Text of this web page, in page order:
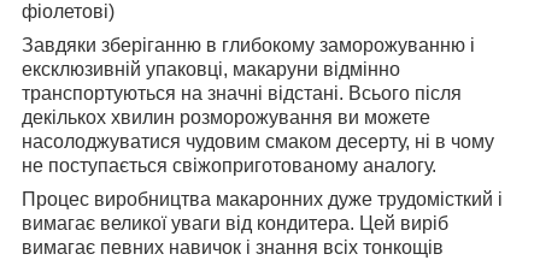
фіолетові)
Завдяки зберіганню в глибокому заморожуванню і
ексклюзивній упаковці, макаруни відмінно
транспортуються на значні відстані. Всього після
декількох хвилин розморожування ви можете
насолоджуватися чудовим смаком десерту, ні в чому
не поступається свіжоприготованому аналогу.
Процес виробництва макаронних дуже трудомісткий і
вимагає великої уваги від кондитера. Цей виріб
вимагає певних навичок і знання всіх тонкощів